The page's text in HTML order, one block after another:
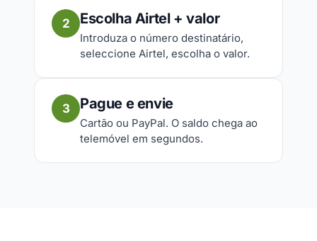
2 Escolha Airtel + valor
Introduza o número destinatário,
seleccione Airtel, escolha o valor.
3 Pague e envie
Cartão ou PayPal. O saldo chega ao
telemóvel em segundos.